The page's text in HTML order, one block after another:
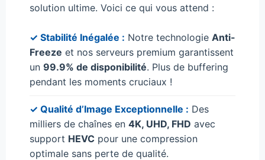
solution ultime. Voici ce qui vous attend :
✓ Stabilité Inégalée : Notre technologie Anti-
Freeze et nos serveurs premium garantissent
un 99.9% de disponibilité. Plus de buffering
pendant les moments cruciaux !
✓ Qualité d’Image Exceptionnelle : Des
milliers de chaînes en 4K, UHD, FHD avec
support HEVC pour une compression
optimale sans perte de qualité.